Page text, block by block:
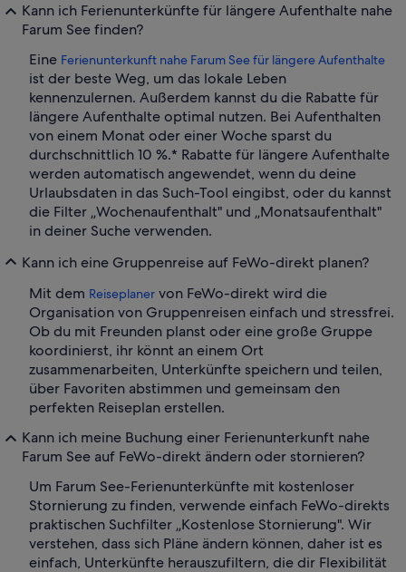
Kann ich Ferienunterkünfte für längere Aufenthalte nahe
Farum See finden?
Eine Ferienunterkunft nahe Farum See für längere Aufenthalte
ist der beste Weg, um das lokale Leben
kennenzulernen. Außerdem kannst du die Rabatte für
längere Aufenthalte optimal nutzen. Bei Aufenthalten
von einem Monat oder einer Woche sparst du
durchschnittlich 10 %.* Rabatte für längere Aufenthalte
werden automatisch angewendet, wenn du deine
Urlaubsdaten in das Such-Tool eingibst, oder du kannst
die Filter „Wochenaufenthalt" und „Monatsaufenthalt"
in deiner Suche verwenden.
Kann ich eine Gruppenreise auf FeWo-direkt planen?
Mit dem Reiseplaner von FeWo-direkt wird die
Organisation von Gruppenreisen einfach und stressfrei.
Ob du mit Freunden planst oder eine große Gruppe
koordinierst, ihr könnt an einem Ort
zusammenarbeiten, Unterkünfte speichern und teilen,
über Favoriten abstimmen und gemeinsam den
perfekten Reiseplan erstellen.
Kann ich meine Buchung einer Ferienunterkunft nahe
Farum See auf FeWo-direkt ändern oder stornieren?
Um Farum See-Ferienunterkünfte mit kostenloser
Stornierung zu finden, verwende einfach FeWo-direkts
praktischen Suchfilter „Kostenlose Stornierung". Wir
verstehen, dass sich Pläne ändern können, daher ist es
einfach, Unterkünfte herauszufiltern, die dir Flexibilität